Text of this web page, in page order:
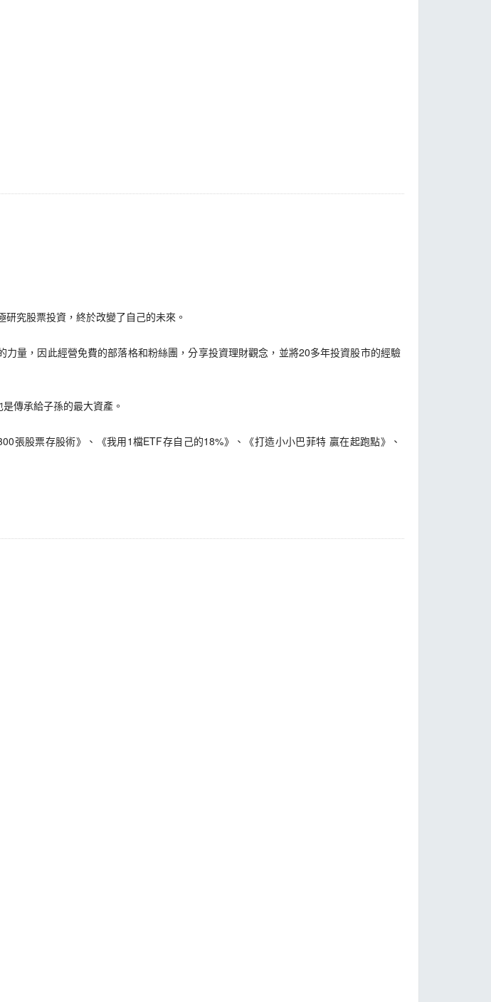
究股票投資，終於改變了自己的未來。
，因此經營免費的部落格和粉絲團，分享投資理財觀念，並將20多年投資股市的經驗
傳承給子孫的最大資產。
股票存股術》、《我用1檔ETF存自己的18%》、《打造小小巴菲特 贏在起跑點》、